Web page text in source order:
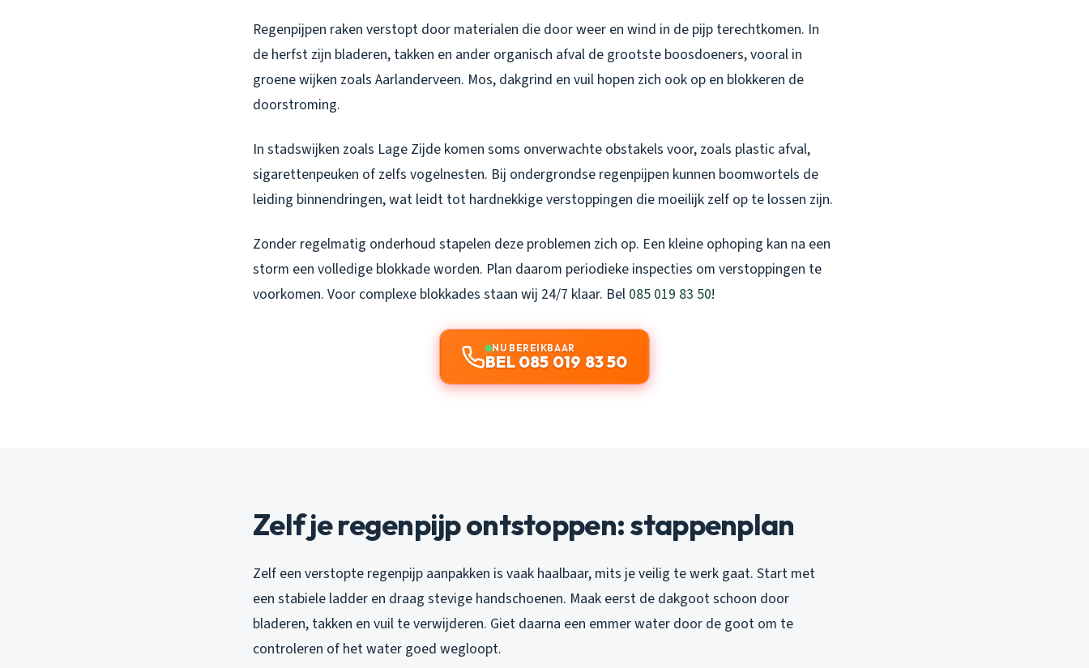
Regenpijpen raken verstopt door materialen die door weer en wind in de pijp terechtkomen. In
de herfst zijn bladeren, takken en ander organisch afval de grootste boosdoeners, vooral in
groene wijken zoals Aarlanderveen. Mos, dakgrind en vuil hopen zich ook op en blokkeren de
doorstroming.
In stadswijken zoals Lage Zijde komen soms onverwachte obstakels voor, zoals plastic afval,
sigarettenpeuken of zelfs vogelnesten. Bij ondergrondse regenpijpen kunnen boomwortels de
leiding binnendringen, wat leidt tot hardnekkige verstoppingen die moeilijk zelf op te lossen zijn.
Zonder regelmatig onderhoud stapelen deze problemen zich op. Een kleine ophoping kan na een
storm een volledige blokkade worden. Plan daarom periodieke inspecties om verstoppingen te
voorkomen. Voor complexe blokkades staan wij 24/7 klaar. Bel 085 019 83 50!
NU BEREIKBAAR
BEL 085 019 83 50
Zelf je regenpijp ontstoppen: stappenplan
Zelf een verstopte regenpijp aanpakken is vaak haalbaar, mits je veilig te werk gaat. Start met
een stabiele ladder en draag stevige handschoenen. Maak eerst de dakgoot schoon door
bladeren, takken en vuil te verwijderen. Giet daarna een emmer water door de goot om te
controleren of het water goed wegloopt.